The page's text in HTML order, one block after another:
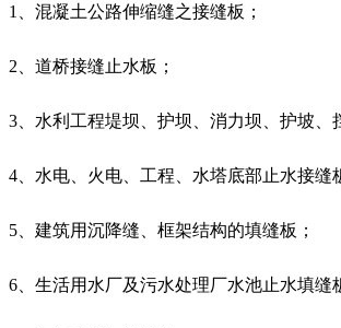
1、混凝土公路伸缩缝之接缝板；
2、道桥接缝止水板；
3、水利工程堤坝、护坝、消力坝、护坡、
4、水电、火电、工程、水塔底部止水接缝
5、建筑用沉降缝、框架结构的填缝板；
6、生活用水厂及污水处理厂水池止水填缝